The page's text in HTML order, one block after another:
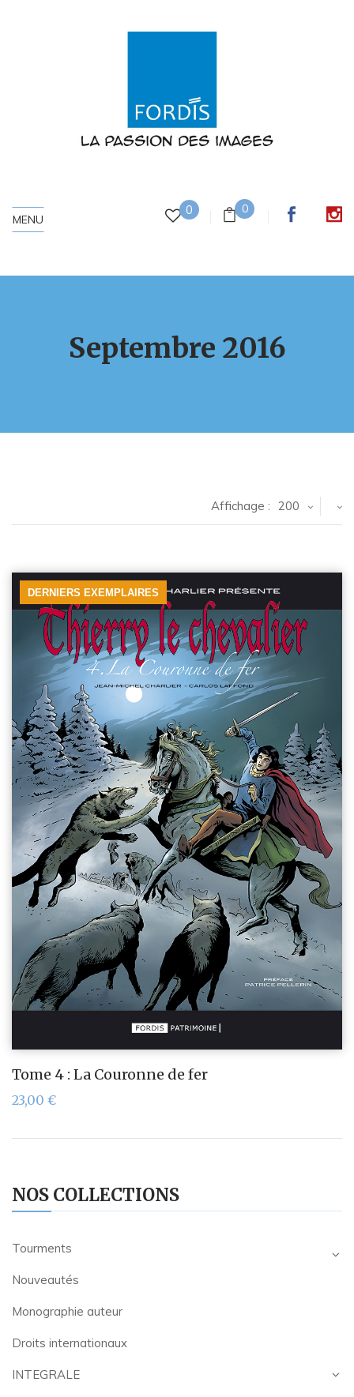
0 0
MENU
Septembre 2016
NOS COLLECTIONS
Tourments
Nouveautés
Monographie auteur
Droits internationaux
INTEGRALE
Affichage : 200
DERNIERS EXEMPLAIRES
Tome 4 : La Couronne de fer
23,00 €